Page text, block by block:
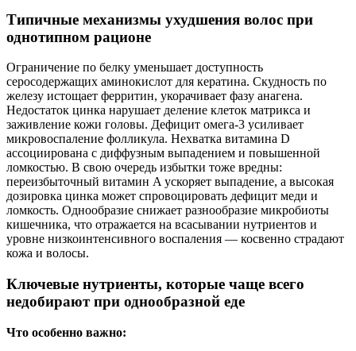
Типичные механизмы ухудшения волос при
однотипном рационе
Ограничение по белку уменьшает доступность
серосодержащих аминокислот для кератина. Скудность по
железу истощает ферритин, укорачивает фазу анагена.
Недостаток цинка нарушает деление клеток матрикса и
заживление кожи головы. Дефицит омега‑3 усиливает
микровоспаление фолликула. Нехватка витамина D
ассоциирована с диффузным выпадением и повышенной
ломкостью. В свою очередь избытки тоже вредны:
переизбыточный витамин A ускоряет выпадение, а высокая
дозировка цинка может спровоцировать дефицит меди и
ломкость. Однообразие снижает разнообразие микробиоты
кишечника, что отражается на всасывании нутриентов и
уровне низкоинтенсивного воспаления — косвенно страдают
кожа и волосы.
Ключевые нутриенты, которые чаще всего
недобирают при однообразной еде
Что особенно важно: